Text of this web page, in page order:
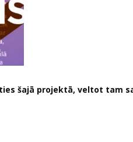
šajā projektā, veltot tam